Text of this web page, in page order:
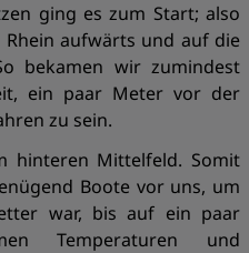
ging es zum Start; also
aufwärts und auf die
bekamen wir zumindest
ein paar Meter vor der
zu sein.
hinteren Mittelfeld. Somit
Boote vor uns, um
war, bis auf ein paar
Temperaturen und